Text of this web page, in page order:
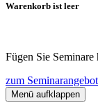
Warenkorb ist leer
Fügen Sie Seminare
zum Seminarangebot
Menü aufklappen